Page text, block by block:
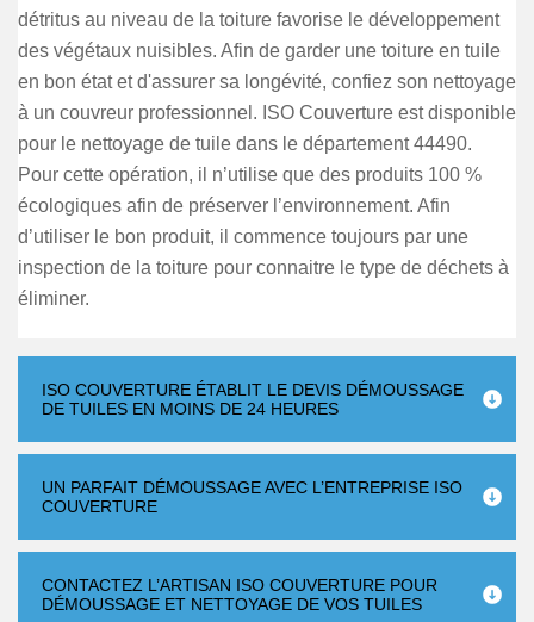
détritus au niveau de la toiture favorise le développement
des végétaux nuisibles. Afin de garder une toiture en tuile
en bon état et d'assurer sa longévité, confiez son nettoyage
à un couvreur professionnel. ISO Couverture est disponible
pour le nettoyage de tuile dans le département 44490.
Pour cette opération, il n’utilise que des produits 100 %
écologiques afin de préserver l’environnement. Afin
d’utiliser le bon produit, il commence toujours par une
inspection de la toiture pour connaitre le type de déchets à
éliminer.
ISO COUVERTURE ÉTABLIT LE DEVIS DÉMOUSSAGE
DE TUILES EN MOINS DE 24 HEURES
UN PARFAIT DÉMOUSSAGE AVEC L’ENTREPRISE ISO
COUVERTURE
CONTACTEZ L’ARTISAN ISO COUVERTURE POUR
DÉMOUSSAGE ET NETTOYAGE DE VOS TUILES